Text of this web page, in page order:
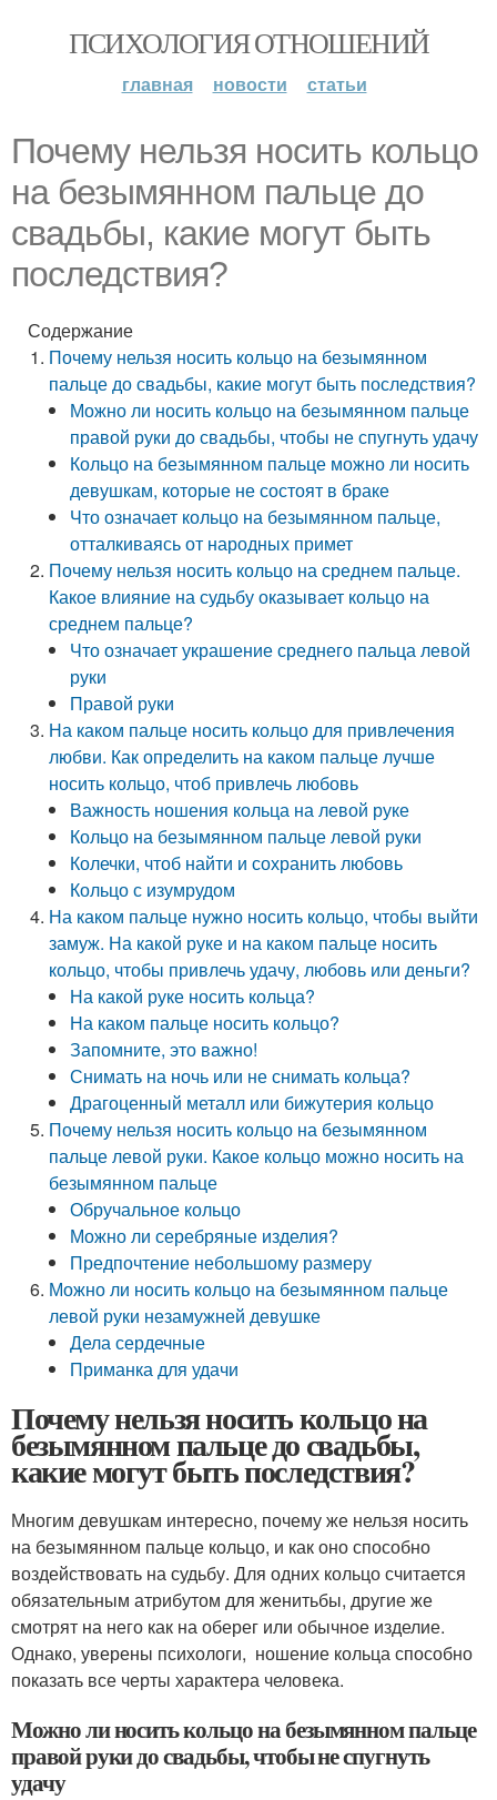
ПСИХОЛОГИЯ ОТНОШЕНИЙ
главная новости статьи
Почему нельзя носить кольцо
на безымянном пальце до
свадьбы, какие могут быть
последствия?
Содержание
Почему нельзя носить кольцо на безымянном
пальце до свадьбы, какие могут быть последствия?
Можно ли носить кольцо на безымянном пальце
правой руки до свадьбы, чтобы не спугнуть удачу
Кольцо на безымянном пальце можно ли носить
девушкам, которые не состоят в браке
Что означает кольцо на безымянном пальце,
отталкиваясь от народных примет
Почему нельзя носить кольцо на среднем пальце.
Какое влияние на судьбу оказывает кольцо на
среднем пальце?
Что означает украшение среднего пальца левой
руки
Правой руки
На каком пальце носить кольцо для привлечения
любви. Как определить на каком пальце лучше
носить кольцо, чтоб привлечь любовь
Важность ношения кольца на левой руке
Кольцо на безымянном пальце левой руки
Колечки, чтоб найти и сохранить любовь
Кольцо с изумрудом
На каком пальце нужно носить кольцо, чтобы выйти
замуж. На какой руке и на каком пальце носить
кольцо, чтобы привлечь удачу, любовь или деньги?
На какой руке носить кольца?
На каком пальце носить кольцо?
Запомните, это важно!
Снимать на ночь или не снимать кольца?
Драгоценный металл или бижутерия кольцо
Почему нельзя носить кольцо на безымянном
пальце левой руки. Какое кольцо можно носить на
безымянном пальце
Обручальное кольцо
Можно ли серебряные изделия?
Предпочтение небольшому размеру
Можно ли носить кольцо на безымянном пальце
левой руки незамужней девушке
Дела сердечные
Приманка для удачи
Почему нельзя носить кольцо на
безымянном пальце до свадьбы,
какие могут быть последствия?
Многим девушкам интересно, почему же нельзя носить
на безымянном пальце кольцо, и как оно способно
воздействовать на судьбу. Для одних кольцо считается
обязательным атрибутом для женитьбы, другие же
смотрят на него как на оберег или обычное изделие.
Однако, уверены психологи, ношение кольца способно
показать все черты характера человека.
Можно ли носить кольцо на безымянном пальце
правой руки до свадьбы, чтобы не спугнуть
удачу